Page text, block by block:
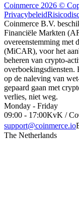
Coinmerce 2026 ©
Privacybeleid
Coinmerce B.V.
Financiële Markten
overeenstemming met
(MiCAR), voor het
beheren van crypto-
op de naleving van
gepaard gaan met
verlies, niet weg.
Monday - Friday
09:00 - 17:00KvK /
support@coinmerce.io
The Netherlands